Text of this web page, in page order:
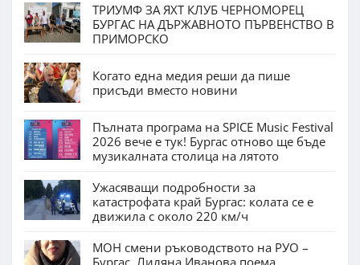
ТРИУМФ ЗА ЯХТ КЛУБ ЧЕРНОМОРЕЦ
БУРГАС НА ДЪРЖАВНОТО ПЪРВЕНСТВО В
ПРИМОРСКО
Когато една медия реши да пише
присъди вместо новини
Пълната програма на SPICE Music Festival
2026 вече е тук! Бургас отново ще бъде
музикалната столица на лятото
Ужасяващи подробности за
катастрофата край Бургас: колата се е
движила с около 220 км/ч
МОН смени ръководството на РУО –